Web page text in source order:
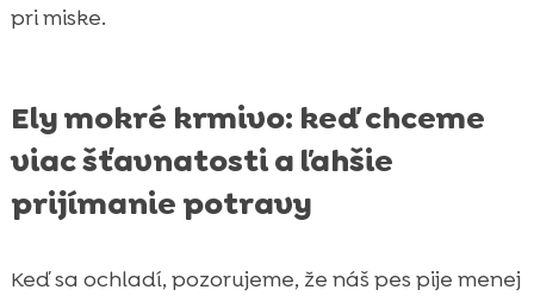
pri miske.
Ely mokré krmivo: keď chceme
viac šťavnatosti a ľahšie
prijímanie potravy
Keď sa ochladí, pozorujeme, že náš pes pije menej